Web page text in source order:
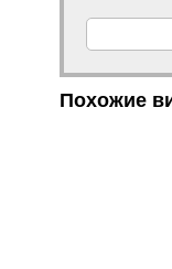
Похожие